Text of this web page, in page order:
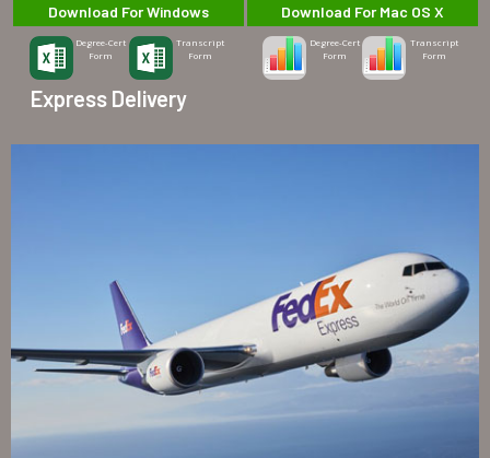
Download For Windows
Degree-Cert
Form
Transcript
Form
Download For Mac OS X
Degree-Cert
Form
Transcript
Form
Express Delivery